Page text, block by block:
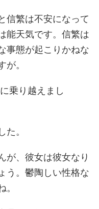
信繁は不安になって
能天気です。信繁は
事態が起こりかねな
。
乗り越えまし
た。
が、彼女は彼女なり
う。鬱陶しい性格な